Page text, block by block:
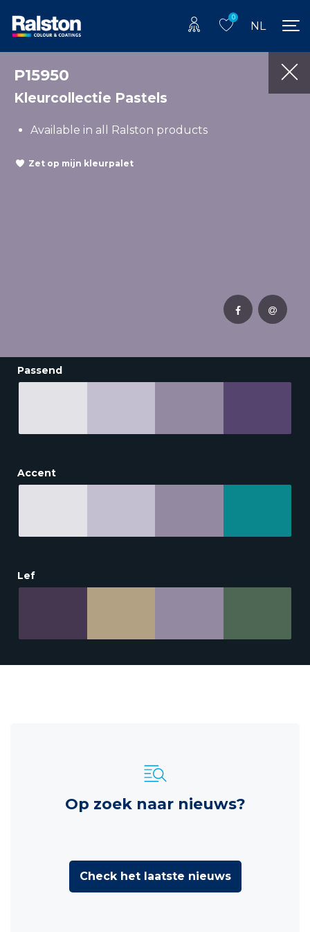
0
NL
P15950
Kleurcollectie Pastels
Available in all Ralston products
Zet op mijn kleurpalet
Passend
Accent
Lef
Op zoek naar nieuws?
Check het laatste nieuws